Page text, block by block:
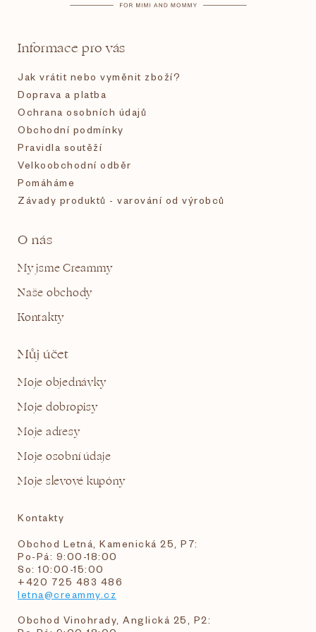
Informace pro vás
Jak vrátit nebo vyměnit zboží?
Doprava a platba
Ochrana osobních údajů
Obchodní podmínky
Pravidla soutěží
Velkoobchodní odběr
Pomáháme
Závady produktů - varování od výrobců
O nás
My jsme Creammy
Naše obchody
Kontakty
Můj účet
Moje objednávky
Moje dobropisy
Moje adresy
Moje osobní údaje
Moje slevové kupóny
Kontakty
Obchod Letná, Kamenická 25, P7:
Po-Pá: 9:00-18:00
So: 10:00-15:00
+420 725 483 486
letna@creammy.cz
Obchod Vinohrady, Anglická 25, P2: